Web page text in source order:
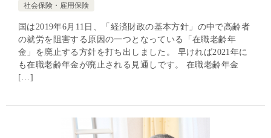
社会保険・雇用保険
国は2019年6月11日、「経済財政の基本方針」の中で高齢者
の就労を阻害する原因の一つとなっている「在職老齢年
金」を廃止する方針を打ち出しました。 早ければ2021年に
も在職老齢年金が廃止される見通しです。 在職老齢年金
[…]